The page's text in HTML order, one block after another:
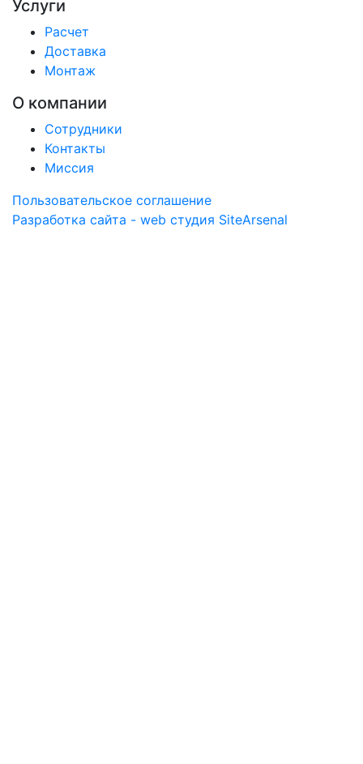
Услуги
Расчет
Доставка
Монтаж
О компании
Сотрудники
Контакты
Миссия
Пользовательское соглашение
Разработка сайта - web студия SiteArsenal